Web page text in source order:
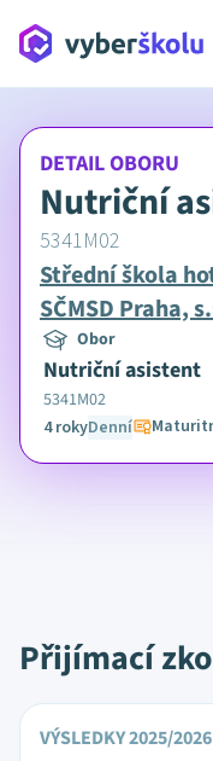
DETAIL OBORU
Nutriční
5341M02
Střední škola
SČMSD Praha,
Obor
Nutriční asistent
5341M02
4 rokyDenní
Přijímací
VÝSLEDKY 2025/2026